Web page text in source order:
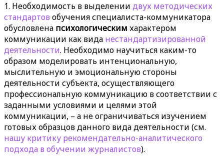
1. Необходимость в выделении двух методических
стандартов обучения специалиста-коммуникатора
обусловлена психологическим характером
коммуникации как вида нестандартизированной
деятельности. Необходимо научиться каким-то
образом моделировать интенциональную,
мыслительную и эмоциональную стороны
деятельности субъекта, осуществляющего
профессиональную коммуникацию в соответствии с
заданными условиями и целями этой
коммуникации, – а не ограничиваться изучением
готовых образцов данного вида деятельности (см.
нашу критику рекомендательно-аналитического
подхода в обучении журналистов).